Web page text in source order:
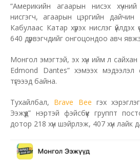
“Америкийн агаарын нисэх
нисгэгч, агаарын цэргийн дайчин
Кабулаас Катар хүрэх нислэг
640 дүрвэгчдийг онгоцондоо авч
Монгол эмэгтэй, эх хүн ийм л
Edmond Dantes” хэмээх
түгэээд байна.
Тухайлбал, Brave Bee гэх
Ээжүүд” нэртэй фэйсбүүк группт
дотор 218 хүн шэйрлэж, 407 хүн лайк